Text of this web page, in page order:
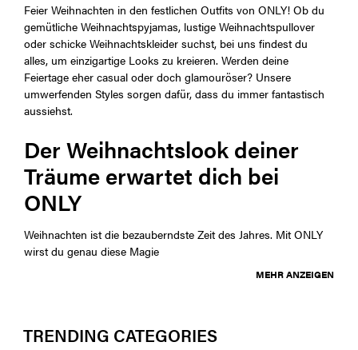
Feier Weihnachten in den festlichen Outfits von ONLY! Ob du
gemütliche Weihnachtspyjamas, lustige Weihnachtspullover
oder schicke Weihnachtskleider suchst, bei uns findest du
alles, um einzigartige Looks zu kreieren. Werden deine
Feiertage eher casual oder doch glamouröser? Unsere
umwerfenden Styles sorgen dafür, dass du immer fantastisch
aussiehst.
Der Weihnachtslook deiner
Träume erwartet dich bei
ONLY
Weihnachten ist die bezauberndste Zeit des Jahres. Mit ONLY
wirst du genau diese Magie
MEHR ANZEIGEN
TRENDING CATEGORIES